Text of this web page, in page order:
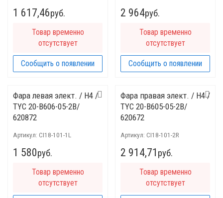
1 617,46руб.
Товар временно
отсутствует
Сообщить о появлении
2 964руб.
Товар временно
отсутствует
Сообщить о появлении
Фара левая элект. / H4 /
TYC 20-B606-05-2B/
620872
Артикул: CI18-101-1L
1 580руб.
Товар временно
отсутствует
Фара правая элект. / H4 /
TYC 20-B605-05-2B/
620672
Артикул: CI18-101-2R
2 914,71 руб.
Товар временно
отсутствует